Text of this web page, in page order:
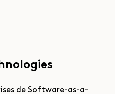
de Software-as-a-